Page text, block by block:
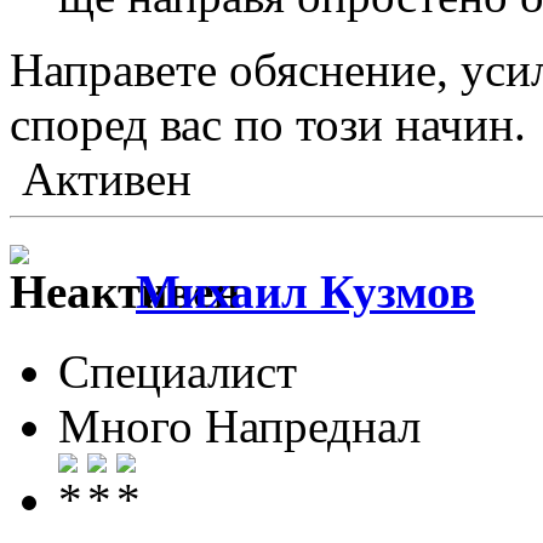
Направете обяснение,
според вас по този начин.
Активен
Михаил Кузмов
Специалист
Много Напреднал